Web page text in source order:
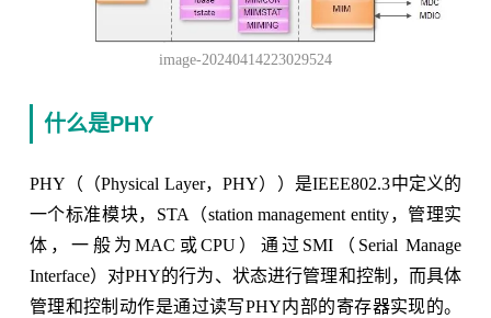
image-20240414223029524
什么是PHY
PHY（（Physical Layer，PHY））是IEEE802.3中定义的
一个标准模块，STA（station management entity，管理实
体，一般为MAC或CPU）通过SMI（Serial Manage
Interface）对PHY的行为、状态进行管理和控制，而具体
管理和控制动作是通过读写PHY内部的寄存器实现的。